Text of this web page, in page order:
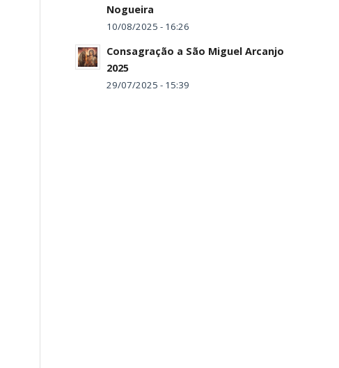
Nogueira
10/08/2025 - 16:26
Consagração a São Miguel Arcanjo
2025
29/07/2025 - 15:39